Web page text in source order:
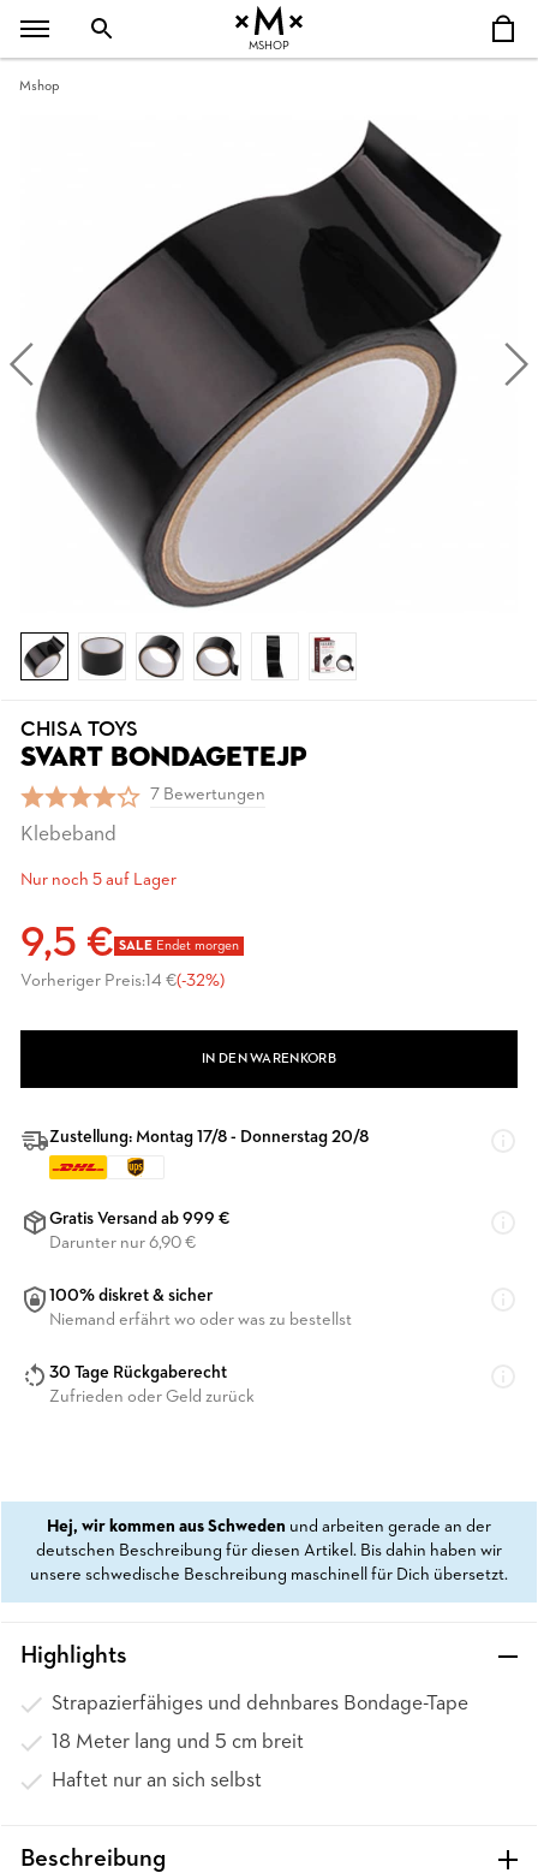
MSHOP
Mshop
CHISA TOYS
SVART BONDAGETEJP
7 Bewertungen
Klebeband
Nur noch 5 auf Lager
9,5 € SALE Endet morgen
Vorheriger Preis:14 €(-32%)
IN DEN WARENKORB
Zustellung: Montag 17/8 - Donnerstag 20/8
Gratis Versand ab 999 €
Darunter nur 6,90 €
100% diskret & sicher
Niemand erfährt wo oder was zu bestellst
30 Tage Rückgaberecht
Zufrieden oder Geld zurück
Hej, wir kommen aus Schweden und arbeiten gerade an der
deutschen Beschreibung für diesen Artikel. Bis dahin haben wir
unsere schwedische Beschreibung maschinell für Dich übersetzt.
Highlights
Strapazierfähiges und dehnbares Bondage-Tape
18 Meter lang und 5 cm breit
Haftet nur an sich selbst
Beschreibung